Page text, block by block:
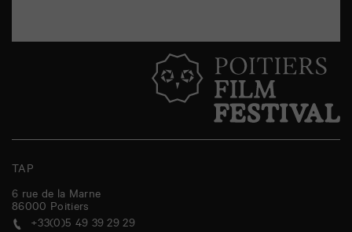
TAP
6 rue de la Marne
86000 Poitiers
+33(0)5 49 39 29 29